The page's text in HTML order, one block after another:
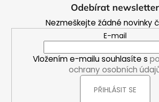
Odebírat newsletter
Nezmeškejte žádné novinky
E-mail
Vložením e-mailu souhlasíte s
ochrany osobních
PŘIHLÁSIT SE